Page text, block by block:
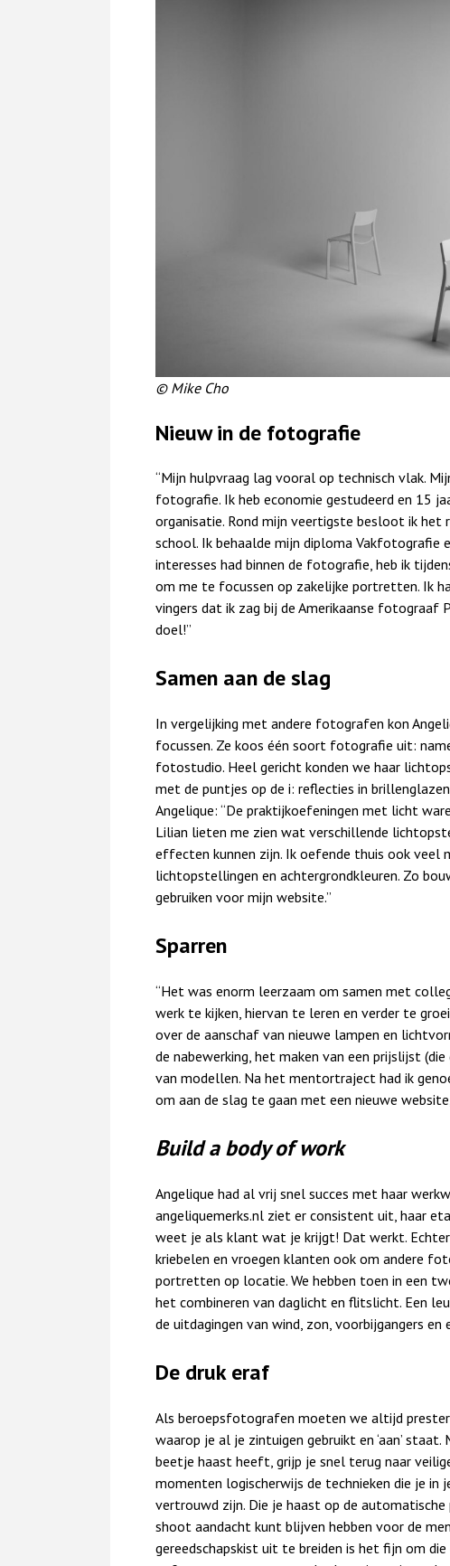
© Mike Cho
Nieuw in de fotografie
“Mijn hulpvraag lag vooral op technisch vlak.
fotografie. Ik heb economie gestudeerd en 15
organisatie. Rond mijn veertigste besloot ik het
school. Ik behaalde mijn diploma Vakfotografie
interesses had binnen de fotografie, heb ik
om me te focussen op zakelijke portretten. Ik
vingers dat ik zag bij de Amerikaanse fotograaf
doel!”
Samen aan de slag
In vergelijking met andere fotografen kon
focussen. Ze koos één soort fotografie uit:
fotostudio. Heel gericht konden we haar
met de puntjes op de i: reflecties in
Angelique: “De praktijkoefeningen met licht
Lilian lieten me zien wat verschillende
effecten kunnen zijn. Ik oefende thuis ook veel
lichtopstellingen en achtergrondkleuren. Zo
gebruiken voor mijn website.”
Sparren
“Het was enorm leerzaam om samen met
werk te kijken, hiervan te leren en verder te
over de aanschaf van nieuwe lampen en
de nabewerking, het maken van een prijslijst
van modellen. Na het mentortraject had ik
om aan de slag te gaan met een nieuwe
Build a body of work
Angelique had al vrij snel succes met haar
angeliquemerks.nl ziet er consistent uit, haar
weet je als klant wat je krijgt! Dat werkt.
kriebelen en vroegen klanten ook om andere
portretten op locatie. We hebben toen in een
het combineren van daglicht en flitslicht. Een
de uitdagingen van wind, zon, voorbijgangers
De druk eraf
Als beroepsfotografen moeten we altijd
waarop je al je zintuigen gebruikt en ‘aan’
beetje haast heeft, grijp je snel terug naar
momenten logischerwijs de technieken die je in
vertrouwd zijn. Die je haast op de
shoot aandacht kunt blijven hebben voor de
gereedschapskist uit te breiden is het fijn om